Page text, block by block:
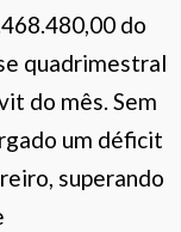
do
quadrimestral
do mês. Sem
um déficit
superando